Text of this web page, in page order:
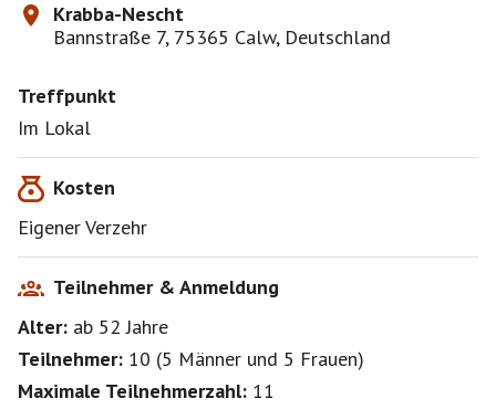
Krabba-Nescht
Bannstraße 7, 75365 Calw, Deutschland
Treffpunkt
Im Lokal
Kosten
Eigener Verzehr
Teilnehmer & Anmeldung
Alter: ab 52Jahre
Teilnehmer: 10 (5 Männer und 5 Frauen)
Maximale Teilnehmerzahl: 11